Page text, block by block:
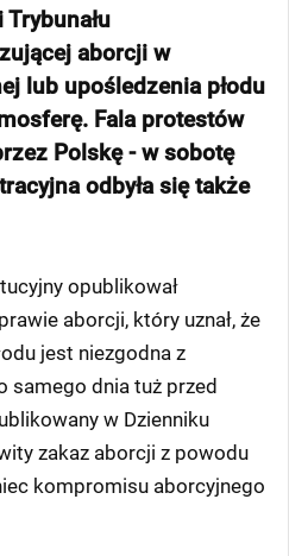
zobacz galerię zdjęć: 29
aborcji w
lub upośledzenia płodu
Fala protestów
odbyła się także
opublikował
aborcji, który uznał, że
jest niezgodna z
samego dnia tuż przed
w Dzienniku